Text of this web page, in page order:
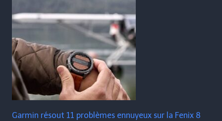
Garmin résout 11 problèmes ennuyeux sur la Fenix ​​​​8